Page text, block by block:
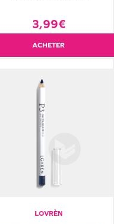
3,99€
ACHETER
LOVRÈN